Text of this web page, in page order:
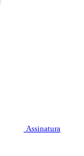
Assinatura